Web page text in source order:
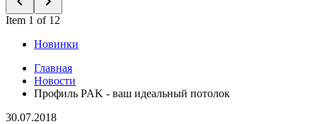
Item 1 of 12
Новинки
Главная
Новости
Профиль PAK - ваш идеальный потолок
30.07.2018